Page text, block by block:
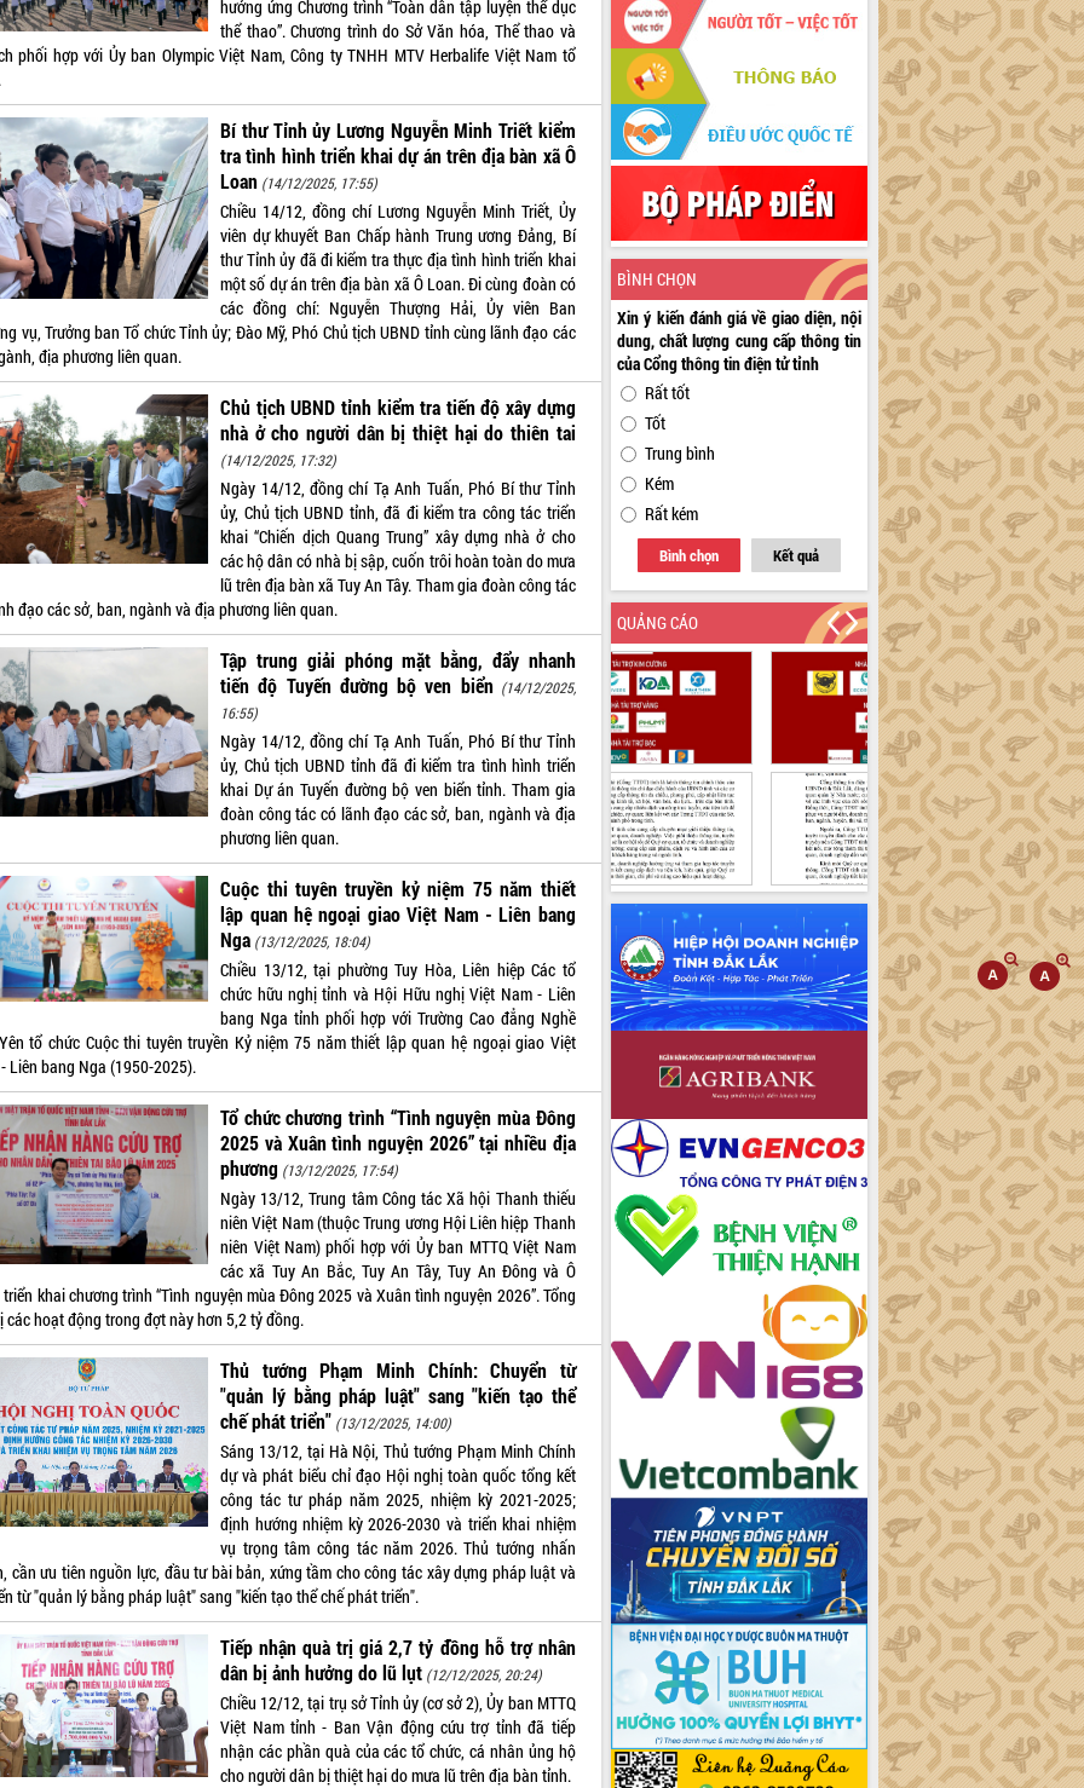
hưởng ứng Chương trình “Toàn dân tập luyện thể dục
thể thao”. Chương trình do Sở Văn hóa, Thể thao và
phối hợp với Ủy ban Olympic Việt Nam, Công ty TNHH MTV Herbalife Việt Nam tổ
Bí thư Tỉnh ủy Lương Nguyễn Minh Triết kiểm
tra tình hình triển khai dự án trên địa bàn xã Ô
Loan (14/12/2025, 17:55)
Chiều 14/12, đồng chí Lương Nguyễn Minh Triết, Ủy
viên dự khuyết Ban Chấp hành Trung ương Đảng, Bí
thư Tỉnh ủy đã đi kiểm tra thực địa tình hình triển khai
một số dự án trên địa bàn xã Ô Loan. Đi cùng đoàn có
các đồng chí: Nguyễn Thượng Hải, Ủy viên Ban
vụ, Trưởng ban Tổ chức Tỉnh ủy; Đào Mỹ, Phó Chủ tịch UBND tỉnh cùng lãnh đạo các
địa phương liên quan.
Chủ tịch UBND tỉnh kiểm tra tiến độ xây dựng
nhà ở cho người dân bị thiệt hại do thiên tai
(14/12/2025, 17:32)
Ngày 14/12, đồng chí Tạ Anh Tuấn, Phó Bí thư Tỉnh
ủy, Chủ tịch UBND tỉnh, đã đi kiểm tra công tác triển
khai “Chiến dịch Quang Trung” xây dựng nhà ở cho
các hộ dân có nhà bị sập, cuốn trôi hoàn toàn do mưa
lũ trên địa bàn xã Tuy An Tây. Tham gia đoàn công tác
đạo các sở, ban, ngành và địa phương liên quan.
Tập trung giải phóng mặt bằng, đẩy nhanh
tiến độ Tuyến đường bộ ven biển (14/12/2025,
16:55)
Ngày 14/12, đồng chí Tạ Anh Tuấn, Phó Bí thư Tỉnh
ủy, Chủ tịch UBND tỉnh đã đi kiểm tra tình hình triển
khai Dự án Tuyến đường bộ ven biển tỉnh. Tham gia
đoàn công tác có lãnh đạo các sở, ban, ngành và địa
phương liên quan.
Cuộc thi tuyên truyền kỷ niệm 75 năm thiết
lập quan hệ ngoại giao Việt Nam - Liên bang
Nga (13/12/2025, 18:04)
Chiều 13/12, tại phường Tuy Hòa, Liên hiệp Các tổ
chức hữu nghị tỉnh và Hội Hữu nghị Việt Nam - Liên
bang Nga tỉnh phối hợp với Trường Cao đẳng Nghề
tổ chức Cuộc thi tuyên truyền Kỷ niệm 75 năm thiết lập quan hệ ngoại giao Việt
Liên bang Nga (1950-2025).
Tổ chức chương trình “Tình nguyện mùa Đông
2025 và Xuân tình nguyện 2026” tại nhiều địa
phương (13/12/2025, 17:54)
Ngày 13/12, Trung tâm Công tác Xã hội Thanh thiếu
niên Việt Nam (thuộc Trung ương Hội Liên hiệp Thanh
niên Việt Nam) phối hợp với Ủy ban MTTQ Việt Nam
các xã Tuy An Bắc, Tuy An Tây, Tuy An Đông và Ô
khai chương trình “Tình nguyện mùa Đông 2025 và Xuân tình nguyện 2026”. Tổng
các hoạt động trong đợt này hơn 5,2 tỷ đồng.
Thủ tướng Phạm Minh Chính: Chuyển từ
"quản lý bằng pháp luật" sang "kiến tạo thể
chế phát triển" (13/12/2025, 14:00)
Sáng 13/12, tại Hà Nội, Thủ tướng Phạm Minh Chính
dự và phát biểu chỉ đạo Hội nghị toàn quốc tổng kết
công tác tư pháp năm 2025, nhiệm kỳ 2021-2025;
định hướng nhiệm kỳ 2026-2030 và triển khai nhiệm
vụ trọng tâm công tác năm 2026. Thủ tướng nhấn
cần ưu tiên nguồn lực, đầu tư bài bản, xứng tầm cho công tác xây dựng pháp luật và
từ "quản lý bằng pháp luật" sang "kiến tạo thể chế phát triển".
Tiếp nhận quà trị giá 2,7 tỷ đồng hỗ trợ nhân
dân bị ảnh hưởng do lũ lụt (12/12/2025, 20:24)
Chiều 12/12, tại trụ sở Tỉnh ủy (cơ sở 2), Ủy ban MTTQ
Việt Nam tỉnh - Ban Vận động cứu trợ tỉnh đã tiếp
nhận các phần quà của các tổ chức, cá nhân ủng hộ
cho người dân bị thiệt hại do mưa lũ trên địa bàn tỉnh.
BÌNH CHỌN
Xin ý kiến đánh giá về giao diện, nội
dung, chất lượng cung cấp thông tin
của Cổng thông tin điện tử tỉnh
Rất tốt
Tốt
Trung bình
Kém
Rất kém
Bình chọn Kết quả
QUẢNG CÁO